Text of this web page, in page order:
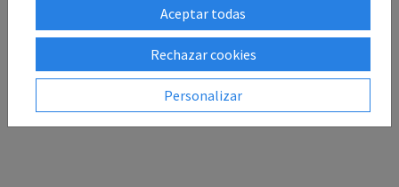
Aceptar todas
Rechazar cookies
Personalizar